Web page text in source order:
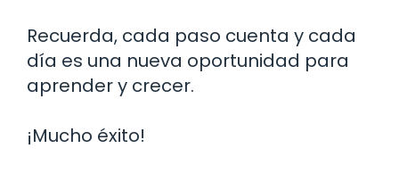
Recuerda, cada paso cuenta y cada
día es una nueva oportunidad para
aprender y crecer.
¡Mucho éxito!